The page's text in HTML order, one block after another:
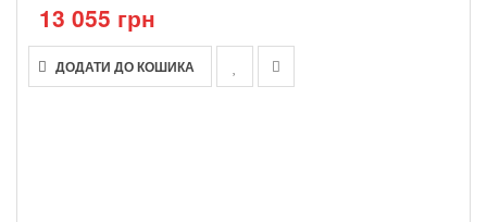
13 055 грн
ДОДАТИ ДО КОШИКА